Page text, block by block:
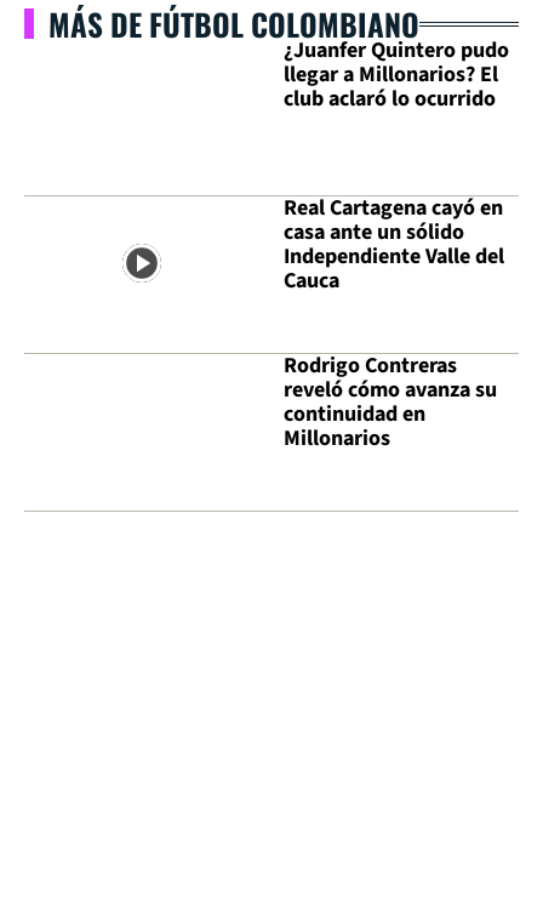
MÁS DE FÚTBOL COLOMBIANO
¿Juanfer Quintero pudo
llegar a Millonarios? El
club aclaró lo ocurrido
Real Cartagena cayó en
casa ante un sólido
Independiente Valle del
Cauca
Rodrigo Contreras
reveló cómo avanza su
continuidad en
Millonarios